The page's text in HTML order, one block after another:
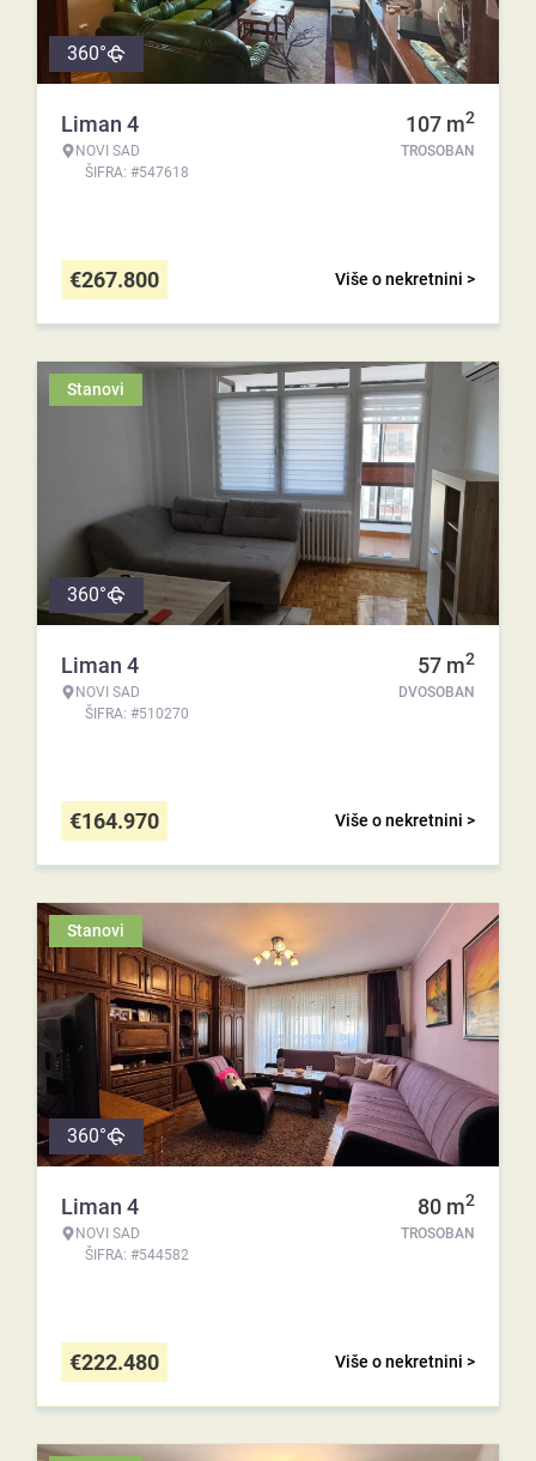
360°
Liman 4
NOVI SAD
ŠIFRA: #547618
107 m2
TROSOBAN
Više o nekretnini >
€267.800
Stanovi
360°
Liman 4
NOVI SAD
ŠIFRA: #510270
57 m2
DVOSOBAN
Više o nekretnini >
€164.970
Stanovi
360°
Liman 4
NOVI SAD
ŠIFRA: #544582
80 m2
TROSOBAN
Više o nekretnini >
€222.480